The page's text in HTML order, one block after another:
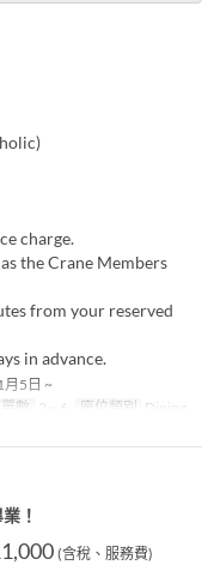
charge.
the Crane Members
from your reserved
in advance.
5日 ~
數 2 ~ 6 座位類別 Dining
！
(含稅、服務費)